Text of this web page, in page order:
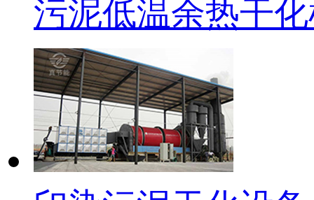
污泥低温余热干